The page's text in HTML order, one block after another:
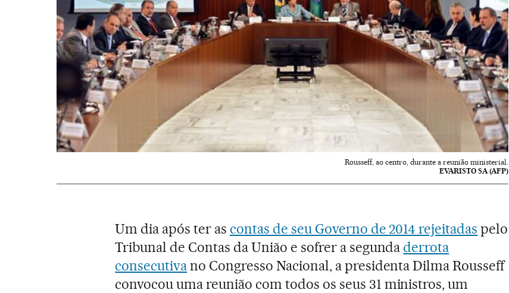
Rousseff, ao centro, durante a reunião ministerial.
EVARISTO SA (AFP)
Um dia após ter as contas de seu Governo de 2014 rejeitadas pelo
Tribunal de Contas da União e sofrer a segunda derrota
consecutivano Congresso Nacional, a presidenta Dilma Rousseff
convocou uma reunião com todos os seus 31 ministros, um